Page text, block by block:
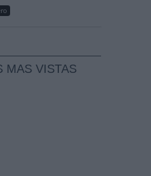
MAS VISTAS